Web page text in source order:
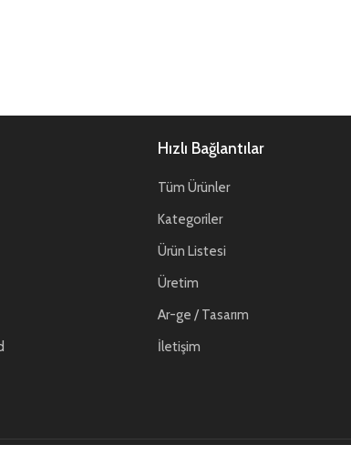
Hızlı Bağlantılar
Tüm Ürünler
Kategoriler
Ürün Listesi
Üretim
Ar-ge / Tasarım
İletişim